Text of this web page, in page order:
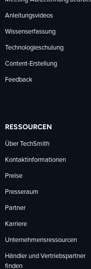
Anleitungsvideos
Wissenserfassung
Technologieschulung
Content-Erstellung
Feedback
RESSOURCEN
Über TechSmith
Kontaktinformationen
Preise
Presseraum
Partner
Karriere
Unternehmensressourcen
Händler und Vertriebspartner
finden